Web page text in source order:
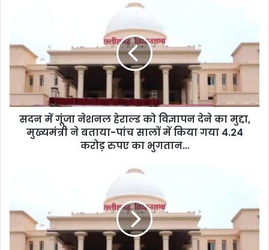
सदन में गूंजा नेशनल हेराल्ड को विज्ञापन देने का मुद्दा,
मुख्यमंत्री ने बताया-पांच सालों में किया गया 4.24
करोड़ रुपए का भुगतान…